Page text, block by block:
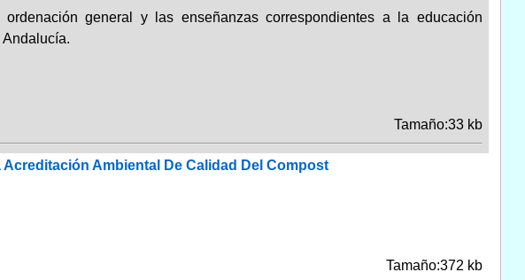
general y las enseñanzas correspondientes a la educación
Tamaño:33 kb
Acreditación Ambiental De Calidad Del Compost
Tamaño:372 kb